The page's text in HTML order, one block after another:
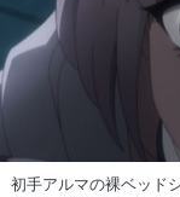
初手アルマの裸ベッ